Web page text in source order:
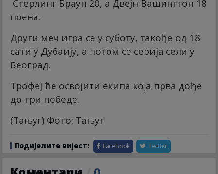
Стерлинг Браун 20, а Двејн Вашингтон 18
поена.
Други меч игра се у суботу, такође од 18
сати у Дубаију, а потом се серија сели у
Београд.
Трофеј ће освојити екипа која прва дође
до три победе.
(Тањуг) Фото: Тањуг
Подијелите вијест: Facebook Twitter